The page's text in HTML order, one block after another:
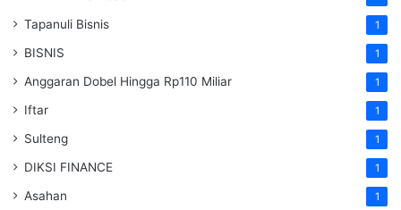
Tapanuli Bisnis 1
BISNIS 1
Anggaran Dobel Hingga Rp110 Miliar 1
Iftar 1
Sulteng 1
DIKSI FINANCE 1
Asahan 1